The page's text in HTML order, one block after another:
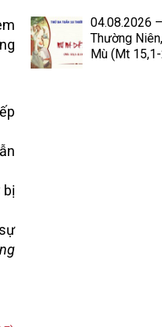
bị
04.08.2026
Thường
Mù (Mt